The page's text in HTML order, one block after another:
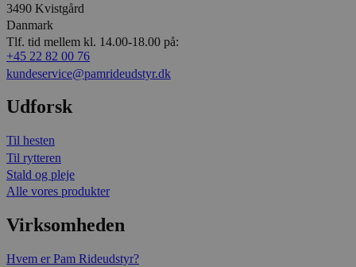
3490 Kvistgård
Danmark
Tlf. tid mellem kl. 14.00-18.00 på:
+45 22 82 00 76
kundeservice@pamrideudstyr.dk
Udforsk
Til hesten
Til rytteren
Stald og pleje
Alle vores produkter
Virksomheden
Hvem er Pam Rideudstyr?